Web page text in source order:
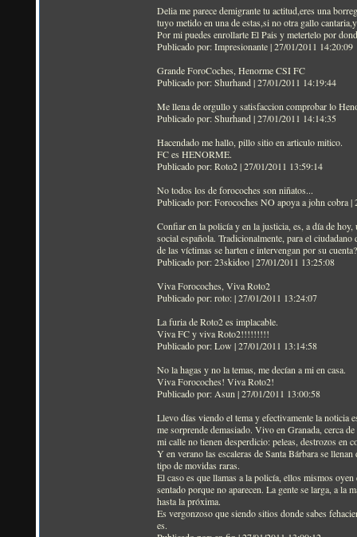
Delia me parece demigrante tu actitud,eres una
tuyo metido en una de estas,si no otra gallo
Por mi puedes enrollarte El Pais y metertelo por
Publicado por: Impresionante | 27/01/2011 14:20:09
Grande ForoCoches, Henorme CSI FC
Publicado por: Shurhand | 27/01/2011 14:19:44
Me llena de orgullo y satisfaccion comprobar lo
Publicado por: Shurhand | 27/01/2011 14:14:35
Hacendado me hallo, pillo sitio en articulo mitico.
FC es HENORME.
Publicado por: Roto2 | 27/01/2011 13:59:14
No todos los de forocoches son niñatos...
Publicado por: Forocoches NO apoya a john cobra |
Confiar en la policía y en la justicia, es, a día de
social española. Tradicionalmente, para el
de las víctimas se harten e intervengan por su
Publicado por: 23skidoo | 27/01/2011 13:25:08
Viva Forocoches, Viva Roto2
Publicado por: roto: | 27/01/2011 13:24:07
La furia de Roto2 es implacable.
Viva FC y viva Roto2!!!!!!!!!
Publicado por: Low | 27/01/2011 13:14:58
No la hagas y no la temas, me decían a mi en casa.
Viva Forocoches! Viva Roto2!
Publicado por: Asun | 27/01/2011 13:00:58
Llevo días viendo el tema y efectivamente la noticia
me sorprende demasiado. Vivo en Granada, cerca
mi calle no tienen desperdicio: peleas, destrozos en
Y en verano las escaleras de Santa Bárbara se
tipo de movidas raras.
El caso es que llamas a la policía, ellos mismos
sentado porque no aparecen. La gente se larga, a la
hasta la próxima.
Es vergonzoso que siendo sitios donde sabes
es.